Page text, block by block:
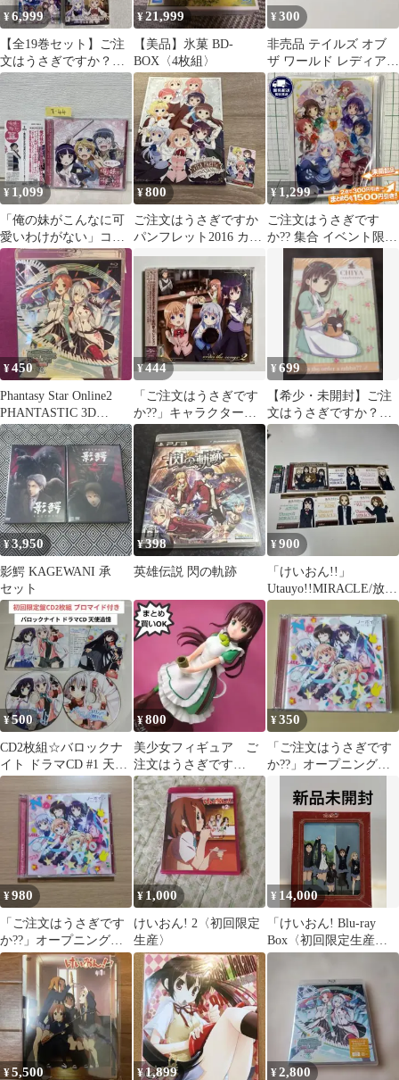
¥6,999
【全19巻セット】ご注
文はうさぎですか？
DVD
¥21,999
【美品】氷菓 BD-
BOX〈4枚組〉
¥300
非売品 テイルズ オブ
ザ ワールド レディアン
ト マイソロジー2 DVD
¥ 1,099
「俺の妹がこんなに可
愛いわけがない」コン
プリートコレクション
+俺妹コンプ+!
¥800
ご注文はうさぎですか
パンフレット2016 カー
ド付き
¥ 1,299
ご注文はうさぎです
か?? 集合 イベント限定
¥450
Phantasy Star Online2
PHANTASTIC 3D
LIV…
¥444
「ご注文はうさぎです
か??」キャラクターソ
ング・アルバム～レン
タル落ち
¥699
【希少・未開封】ご注
文はうさぎですか？？
宇治松千夜 A4クリアフ
¥3,950
影鰐 KAGEWANI 承
セット
¥398
英雄伝説 閃の軌跡
¥900
「けいおん!!」
Utauyo!!MIRACLE/放課
後ティータイム 初回
限定盤
¥500
CD2枚組☆バロックナ
イト ドラマCD #1 天使
追憶 初回限定盤
¥800
美少女フィギュア ご
注文はうさぎです
か?? ハロウィン一番
くじD賞 千夜ジャンク
¥350
「ご注文はうさぎです
か??」オープニングテ
¥980
「ご注文はうさぎです
か??」オープニングテ
ーマ～ノーポイッ!/Petit
Ra…
¥ 1,000
けいおん! 2〈初回限定
生産〉
¥ 14,000
「けいおん! Blu-ray
Box〈初回限定生産・4
枚組〉」
¥5,500 ¥1,899 ¥2,800